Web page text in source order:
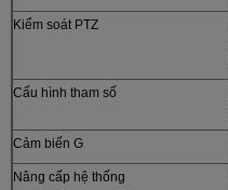
Kiểm soát PTZ
Cấu hình tham số
Cảm biến G
Nâng cấp hệ thống